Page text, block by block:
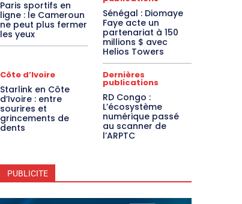
Paris sportifs en
ligne : le Cameroun
ne peut plus fermer
les yeux
Sénégal : Diomaye
Faye acte un
partenariat à 150
millions $ avec
Helios Towers
Côte d’Ivoire
Starlink en Côte
d’Ivoire : entre
sourires et
grincements de
dents
Dernières
publications
RD Congo :
L’écosystème
numérique passé
au scanner de
l’ARPTC
PUBLICITE